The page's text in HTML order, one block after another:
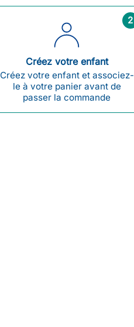
2
Créez votre enfant
Créez votre enfant et associez-
le à votre panier avant de
passer la commande